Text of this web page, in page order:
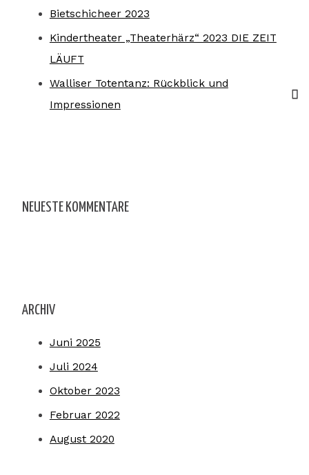
Bietschicheer 2023
Kindertheater „Theaterhärz“ 2023 DIE ZEIT
LÄUFT
Walliser Totentanz: Rückblick und
Impressionen
NEUESTE KOMMENTARE
ARCHIV
Juni 2025
Juli 2024
Oktober 2023
Februar 2022
August 2020